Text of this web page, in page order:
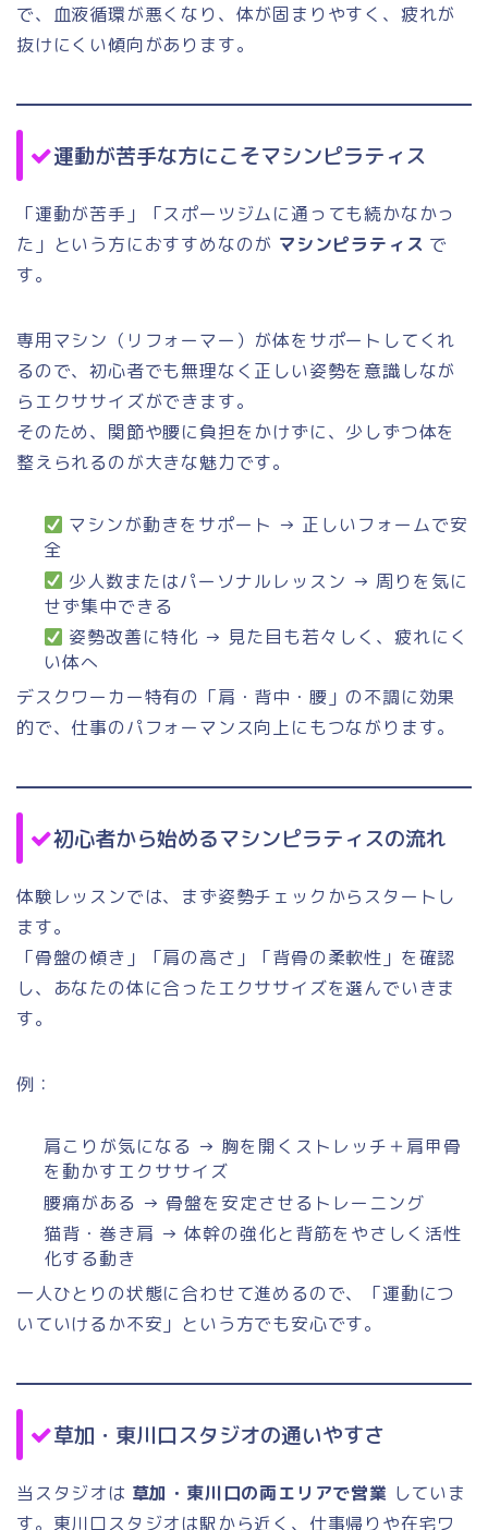
で、血液循環が悪くなり、体が固まりやすく、疲れが
抜けにくい傾向があります。
運動が苦手な方にこそマシンピラティス
「運動が苦手」「スポーツジムに通っても続かなかっ
た」という方におすすめなのが マシンピラティス で
す。
専用マシン（リフォーマー）が体をサポートしてくれ
るので、初心者でも無理なく正しい姿勢を意識しなが
らエクササイズができます。
そのため、関節や腰に負担をかけずに、少しずつ体を
整えられるのが大きな魅力です。
マシンが動きをサポート → 正しいフォームで安
全
少人数またはパーソナルレッスン → 周りを気に
せず集中できる
姿勢改善に特化 → 見た目も若々しく、疲れにく
い体へ
デスクワーカー特有の「肩・背中・腰」の不調に効果
的で、仕事のパフォーマンス向上にもつながります。
初心者から始めるマシンピラティスの流れ
体験レッスンでは、まず姿勢チェックからスタートし
ます。
「骨盤の傾き」「肩の高さ」「背骨の柔軟性」を確認
し、あなたの体に合ったエクササイズを選んでいきま
す。
例：
肩こりが気になる → 胸を開くストレッチ＋肩甲骨
を動かすエクササイズ
腰痛がある → 骨盤を安定させるトレーニング
猫背・巻き肩 → 体幹の強化と背筋をやさしく活性
化する動き
一人ひとりの状態に合わせて進めるので、「運動につ
いていけるか不安」という方でも安心です。
草加・東川口スタジオの通いやすさ
当スタジオは 草加・東川口の両エリアで営業 していま
す。東川口スタジオは駅から近く、仕事帰りや在宅ワ